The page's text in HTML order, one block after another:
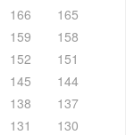
166
165
159
158
152
151
145
144
138
137
131
130